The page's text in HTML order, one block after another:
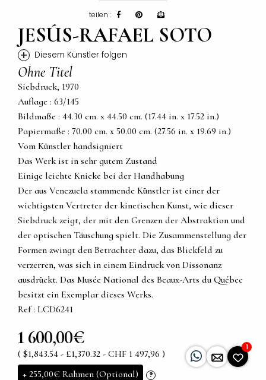
teilen :
JESÚS-RAFAEL SOTO
+ Diesem Künstler folgen
Ohne Titel
Siebdruck, 1970
Auflage : 63/145
Bildmaße : 44.30 cm. x 44.50 cm. (17.44 in. x 17.52 in.)
Papiermaße : 70.00 cm. x 50.00 cm. (27.56 in. x 19.69 in.)
Vom Künstler handsigniert
Das Werk ist in sehr gutem Zustand
Einige leichte Knicke bei der Handhabung
Der aus Venezuela stammende Künstler ist einer der
wichtigsten Vertreter der kinetischen Kunst, wie dieser
Siebdruck zeigt, der mit den Grenzen der Abstraktion und
der optischen Täuschung spielt. Die Zusammenstellung der
Formen zwingt den Betrachter dazu, das Blickfeld zu
verzerren, was sich in einem Eindruck von Dissonanz
ausdrückt. Das Musée National des Beaux-Arts du Québec
besitzt ein Exemplar dieses Werks.
Ref : LCD6241
1 600,00€
( $1,843.54 - £1,370.32 - CHF 1 497,96 )
+ 255,00€ Rahmen (Optional) ?
1